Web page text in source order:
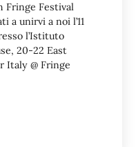
Fringe Festival
a unirvi a noi l’11
l’Istituto
20-22 East
Italy @ Fringe